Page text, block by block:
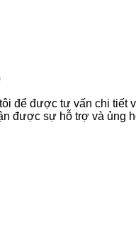
để được tư vấn chi tiết
được sự hỗ trợ và ủng